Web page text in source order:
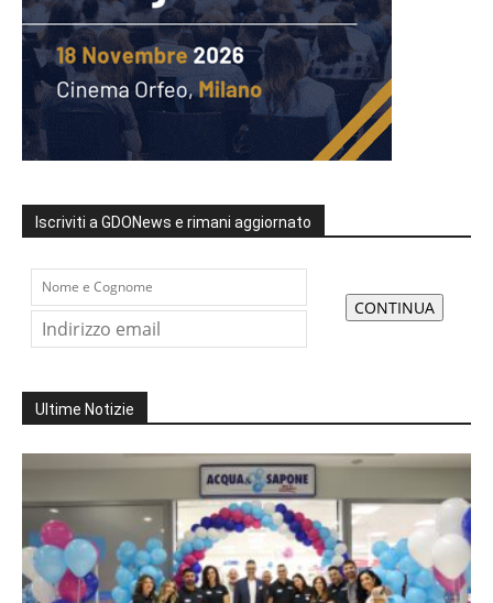
Iscriviti a GDONews e rimani aggiornato
Ultime Notizie